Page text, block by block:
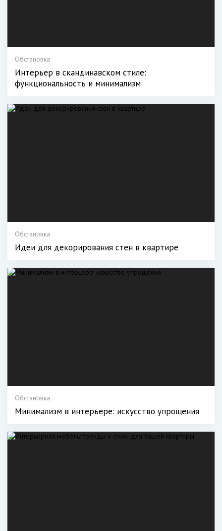
Обстановка
Интерьер в скандинавском стиле:
функциональность и минимализм
Обстановка
Идеи для декорирования стен в квартире
Обстановка
Минимализм в интерьере: искусство упрощения